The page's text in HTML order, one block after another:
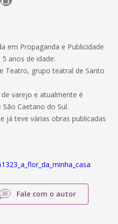
em Propaganda e Publicidade
anos de idade.
Teatro, grupo teatral de Santo
varejo e atualmente é
Caetano do Sul.
já teve várias obras publicadas
Fale com o autor